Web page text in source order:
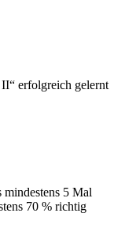
erfolgreich gelernt
5 Mal
70 % richtig